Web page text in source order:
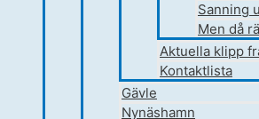
Sanning
Men då
Aktuella klipp
Kontaktlista
Gävle
Nynäshamn